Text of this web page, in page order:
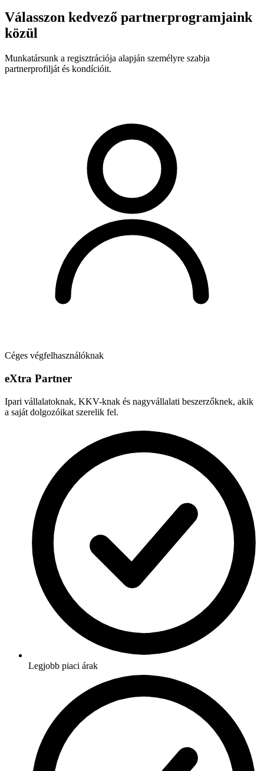
Válasszon kedvező partnerprogramjaink
közül
Munkatársunk a regisztrációja alapján személyre szabja
partnerprofilját és kondícióit.
Céges végfelhasználóknak
eXtra Partner
Ipari vállalatoknak, KKV-knak és nagyvállalati beszerzőknek, akik
a saját dolgozóikat szerelik fel.
Legjobb piaci árak